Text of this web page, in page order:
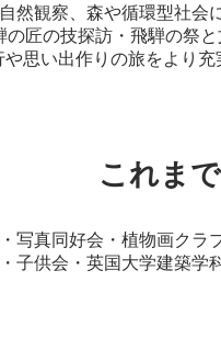
自然観察、森や循環型社会
の匠の技探訪・飛騨の祭
や思い出作りの旅をより
これま
写真同好会・植物画ク
子供会・英国大学建築